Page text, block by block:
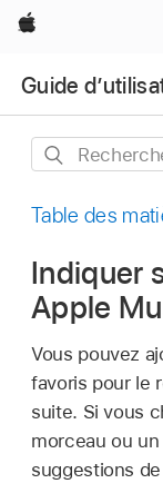
Apple
Guide
Rechercher
ce
Table des
Indiquer
Apple
Vous pouvez
favoris pour le
suite. Si vous
morceau ou
suggestions